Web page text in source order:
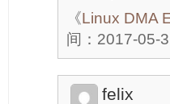
《Linux DMA
间：2017-05-
felix